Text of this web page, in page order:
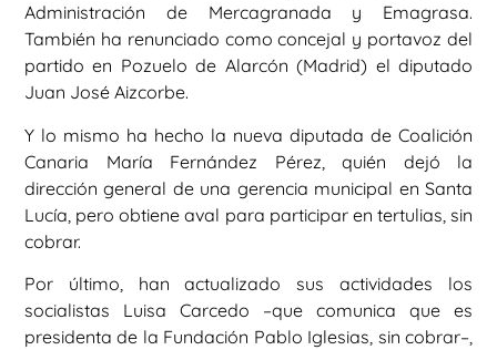
Administración de Mercagranada y Emagrasa.
También ha renunciado como concejal y portavoz del
partido en Pozuelo de Alarcón (Madrid) el diputado
Juan José Aizcorbe.
Y lo mismo ha hecho la nueva diputada de Coalición
Canaria María Fernández Pérez, quién dejó la
dirección general de una gerencia municipal en Santa
Lucía, pero obtiene aval para participar en tertulias, sin
cobrar.
Por último, han actualizado sus actividades los
socialistas Luisa Carcedo –que comunica que es
presidenta de la Fundación Pablo Iglesias, sin cobrar–,